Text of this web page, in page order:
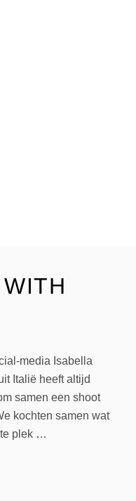
media Isabella
Italië heeft altijd
samen een shoot
kochten samen wat
plek …